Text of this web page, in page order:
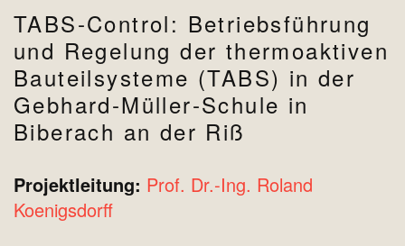
TABS‐Control: Betriebsführung
und Regelung der thermoaktiven
Bauteilsysteme (TABS) in der
Gebhard‐Müller‐Schule in
Biberach an der Riß
Projektleitung: Prof. Dr.‐Ing. Roland
Koenigsdorff